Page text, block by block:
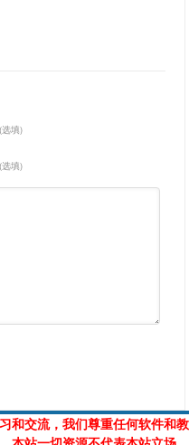
填)
填)
和交流，我们尊重任何软件和教